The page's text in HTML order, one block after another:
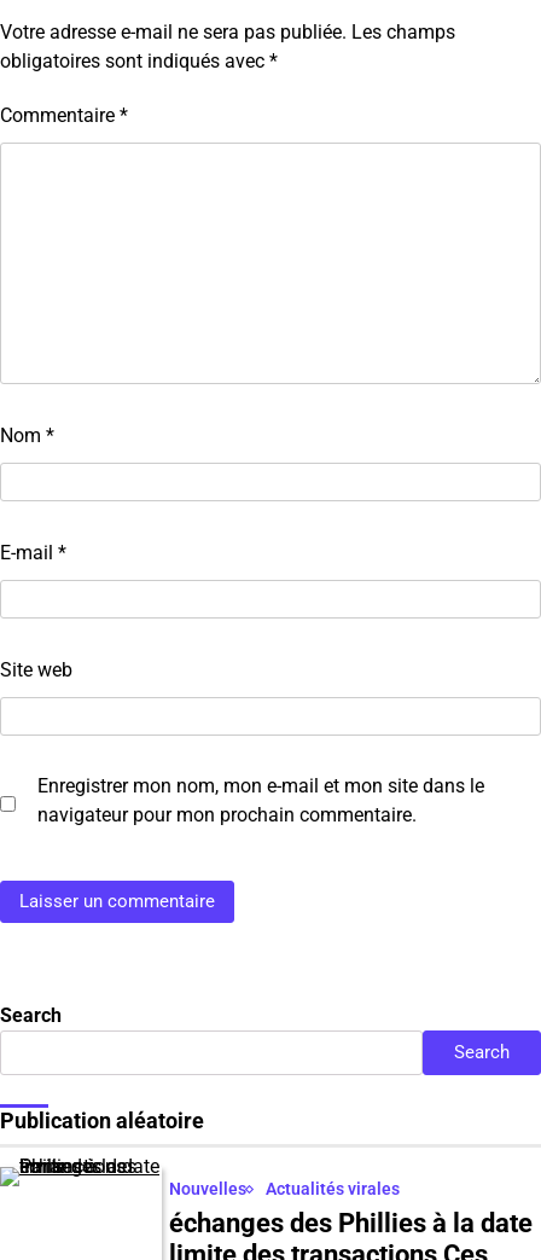
Votre adresse e-mail ne sera pas publiée. Les champs
obligatoires sont indiqués avec *
Commentaire *
Nom *
E-mail *
Site web
Enregistrer mon nom, mon e-mail et mon site dans le
navigateur pour mon prochain commentaire.
Search
Search
Publication aléatoire
Nouvelles Actualités virales
échanges des Phillies à la date